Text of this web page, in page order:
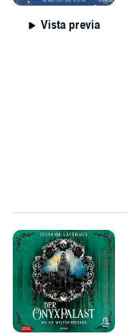
Vista previa